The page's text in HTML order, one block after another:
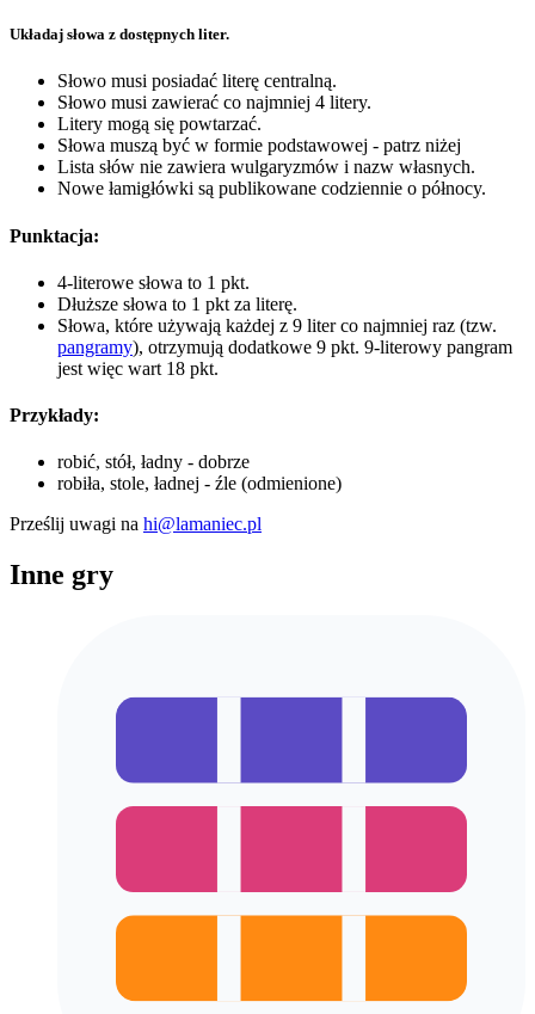
Układaj słowa z dostępnych liter.
Słowo musi posiadać literę centralną.
Słowo musi zawierać co najmniej 4 litery.
Litery mogą się powtarzać.
Słowa muszą być w formie podstawowej - patrz niżej
Lista słów nie zawiera wulgaryzmów i nazw własnych.
Nowe łamigłówki są publikowane codziennie o północy.
Punktacja:
4-literowe słowa to 1 pkt.
Dłuższe słowa to 1 pkt za literę.
Słowa, które używają każdej z 9 liter co najmniej raz (tzw.
pangramy), otrzymują dodatkowe 9 pkt. 9-literowy pangram
jest więc wart 18 pkt.
Przykłady:
robić, stół, ładny - dobrze
robiła, stole, ładnej - źle (odmienione)
Prześlij uwagi na hi@lamaniec.pl
Inne gry